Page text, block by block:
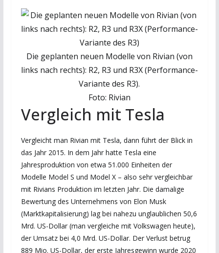
Die geplanten neuen Modelle von Rivian (von
links nach rechts): R2, R3 und R3X (Performance-
Variante des R3).
Foto: Rivian
Vergleich mit Tesla
Vergleicht man Rivian mit Tesla, dann führt der Blick in
das Jahr 2015. In dem Jahr hatte Tesla eine
Jahresproduktion von etwa 51.000 Einheiten der
Modelle Model S und Model X – also sehr vergleichbar
mit Rivians Produktion im letzten Jahr. Die damalige
Bewertung des Unternehmens von Elon Musk
(Marktkapitalisierung) lag bei nahezu unglaublichen 50,6
Mrd. US-Dollar (man vergleiche mit Volkswagen heute),
der Umsatz bei 4,0 Mrd. US-Dollar. Der Verlust betrug
889 Mio. US-Dollar, der erste Jahresgewinn wurde 2020